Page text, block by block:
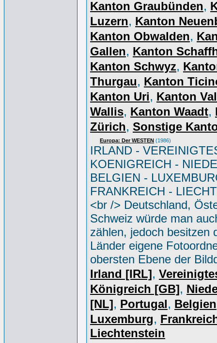
Kanton Graubünden,
Luzern, Kanton
Kanton Obwalden,
Gallen, Kanton
Kanton Schwyz,
Thurgau, Kanton
Kanton Uri, Kanton
Wallis, Kanton Waadt,
Zürich, Sonstige
Europa: Der WESTEN (1986)
IRLAND -
KOENIGREICH -
BELGIEN -
FRANKREICH -
<br /> Deutschland,
Schweiz würde man
zählen, jedoch besitzen
Länder eigene
obersten Ebene der
Irland [IRL],
Königreich [GB],
[NL], Portugal, Belgien
Luxemburg,
Liechtenstein